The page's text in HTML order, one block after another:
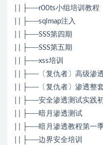
| | ├──r00ts小组培训教程
| | ├──sqlmap注入
| | ├──SSS第四期
| | ├──SSS第五期
| | ├──xss培训
| | ├──〔复仇者〕高级渗
| | ├──〔复仇者〕渗透整
| | ├──安全渗透测试实践
| | ├──暗月渗透测试
| | ├──暗月渗透教程第一
| | ├──边界安全培训